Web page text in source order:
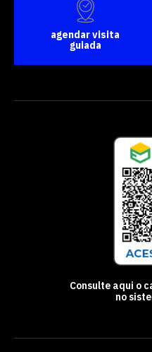
agendar visita
guiada
Consulte aqui o
no